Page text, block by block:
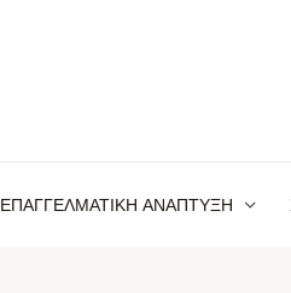
ΕΠΑΓΓΕΛΜΑΤΙΚΗ ΑΝΑΠΤΥΞΗ